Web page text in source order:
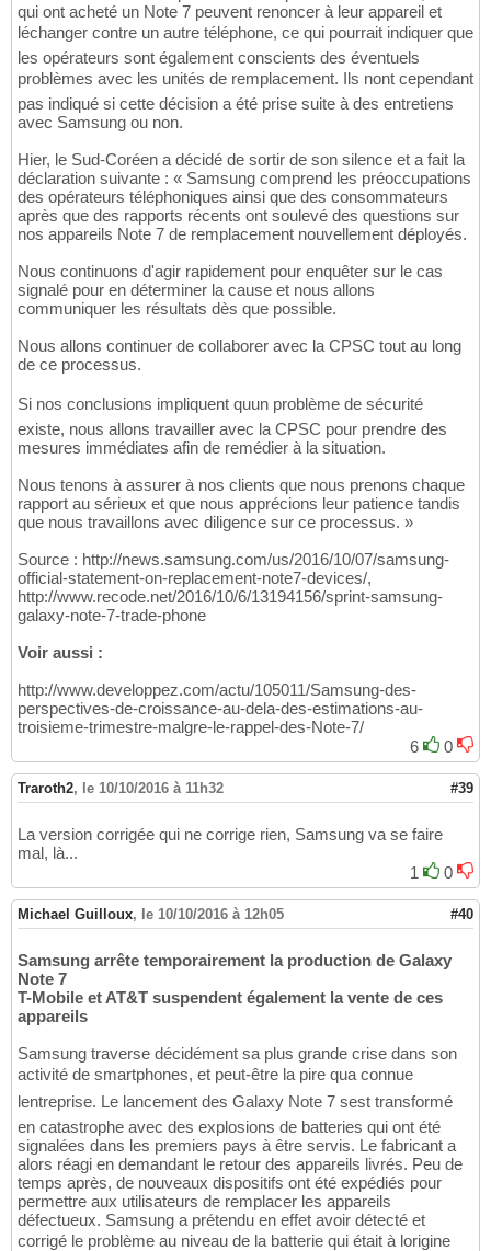
qui ont acheté un Note 7 peuvent renoncer à leur appareil et
léchanger contre un autre téléphone, ce qui pourrait indiquer que
les opérateurs sont également conscients des éventuels
problèmes avec les unités de remplacement. Ils nont cependant
pas indiqué si cette décision a été prise suite à des entretiens
avec Samsung ou non.
Hier, le Sud-Coréen a décidé de sortir de son silence et a fait la
déclaration suivante : « Samsung comprend les préoccupations
des opérateurs téléphoniques ainsi que des consommateurs
après que des rapports récents ont soulevé des questions sur
nos appareils Note 7 de remplacement nouvellement déployés.
Nous continuons d'agir rapidement pour enquêter sur le cas
signalé pour en déterminer la cause et nous allons
communiquer les résultats dès que possible.
Nous allons continuer de collaborer avec la CPSC tout au long
de ce processus.
Si nos conclusions impliquent quun problème de sécurité
existe, nous allons travailler avec la CPSC pour prendre des
mesures immédiates afin de remédier à la situation.
Nous tenons à assurer à nos clients que nous prenons chaque
rapport au sérieux et que nous apprécions leur patience tandis
que nous travaillons avec diligence sur ce processus. »
Source : http://news.samsung.com/us/2016/10/07/samsung-
official-statement-on-replacement-note7-devices/,
http://www.recode.net/2016/10/6/13194156/sprint-samsung-
galaxy-note-7-trade-phone
Voir aussi :
http://www.developpez.com/actu/105011/Samsung-des-
perspectives-de-croissance-au-dela-des-estimations-au-
troisieme-trimestre-malgre-le-rappel-des-Note-7/
6
0
Traroth2, le 10/10/2016 à 11h32 #39
La version corrigée qui ne corrige rien, Samsung va se faire
mal, là...
1
0
Michael Guilloux, le 10/10/2016 à 12h05 #40
Samsung arrête temporairement la production de Galaxy
Note 7
T-Mobile et AT&T suspendent également la vente de ces
appareils
Samsung traverse décidément sa plus grande crise dans son
activité de smartphones, et peut-être la pire qua connue
lentreprise. Le lancement des Galaxy Note 7 sest transformé
en catastrophe avec des explosions de batteries qui ont été
signalées dans les premiers pays à être servis. Le fabricant a
alors réagi en demandant le retour des appareils livrés. Peu de
temps après, de nouveaux dispositifs ont été expédiés pour
permettre aux utilisateurs de remplacer les appareils
défectueux. Samsung a prétendu en effet avoir détecté et
corrigé le problème au niveau de la batterie qui était à lorigine